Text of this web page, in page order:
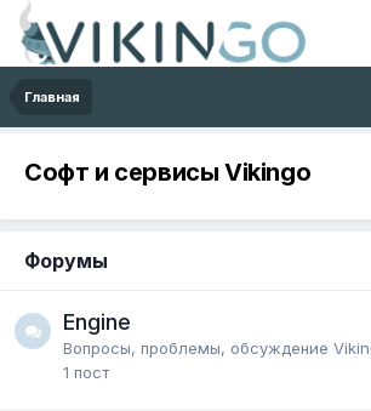
Главная
Софт и сервисы Vikingo
Форумы
Engine
Вопросы, проблемы, обсуждение
1 пост